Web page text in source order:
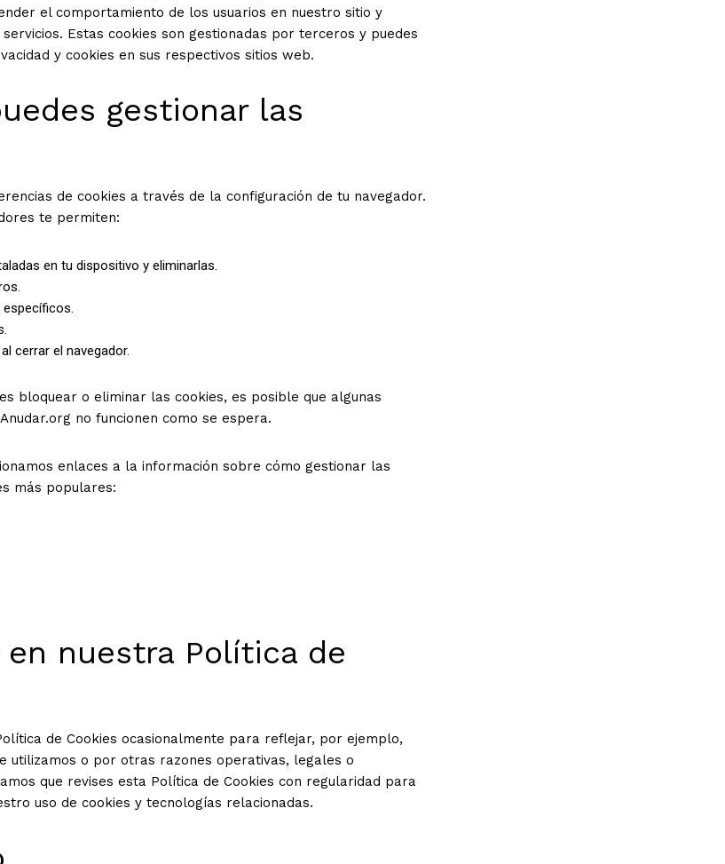
el comportamiento de los usuarios en nuestro sitio y
Estas cookies son gestionadas por terceros y puedes
y cookies en sus respectivos sitios web.
gestionar las
de cookies a través de la configuración de tu navegador.
te permiten:
en tu dispositivo y eliminarlas.
cerrar el navegador.
bloquear o eliminar las cookies, es posible que algunas
no funcionen como se espera.
enlaces a la información sobre cómo gestionar las
más populares:
en nuestra Política de
de Cookies ocasionalmente para reflejar, por ejemplo,
utilizamos o por otras razones operativas, legales o
que revises esta Política de Cookies con regularidad para
uso de cookies y tecnologías relacionadas.